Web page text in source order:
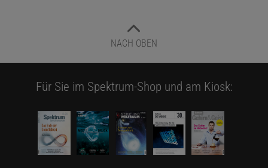
NACH OBEN
Für Sie im Spektrum-Shop und am Kiosk: